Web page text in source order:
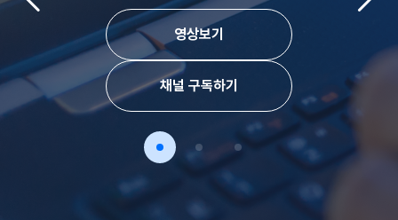
영상보기
채널 구독하기